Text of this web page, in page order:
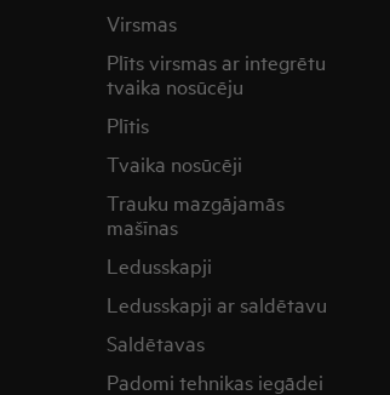
Virsmas
Plīts virsmas ar integrētu
tvaika nosūcēju
Plītis
Tvaika nosūcēji
Trauku mazgājamās
mašīnas
Ledusskapji
Ledusskapji ar saldētavu
Saldētavas
Padomi tehnikas iegādei